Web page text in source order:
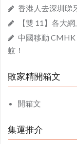
香港人去深圳睇
【雙 11】各大
中國移動
蚊！
敗家精開箱文
開箱文
集運推介